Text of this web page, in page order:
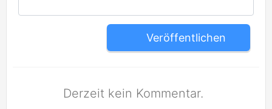
Veröffentlichen
Derzeit kein Kommentar.